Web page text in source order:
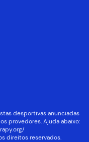
desportivas anunciadas
provedores. Ajuda abaixo:
direitos reservados.